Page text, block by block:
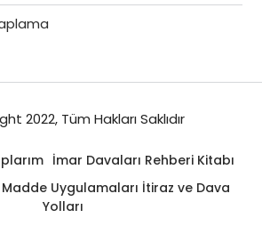
2022, Tüm Hakları Saklıdır
İmar Davaları Rehberi Kitabı
Madde Uygulamaları İtiraz ve Dava
Yolları